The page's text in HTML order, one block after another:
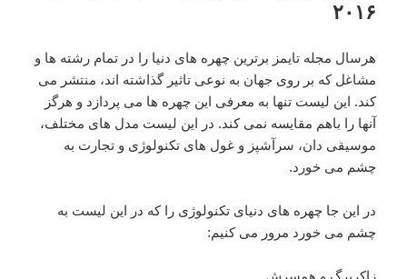
۲۰۱۶
هرسال مجله تایمز برترین چهره های دنیا را در تمام رشته ها و
مشاغل که بر روی جهان به نوعی تاثیر گذاشته اند، منتشر می
کند. این لیست تنها به معرفی این چهره ها می پردازد و هرگز
آنها را باهم مقایسه نمی کند. در این لیست مدل های مختلف،
موسیقی دان، سرآشپز و غول های تکنولوژی و تجارت به
چشم می خورد.
در این جا چهره های دنیای تکنولوژی را که در این لیست به
چشم می خورد مرور می کنیم: